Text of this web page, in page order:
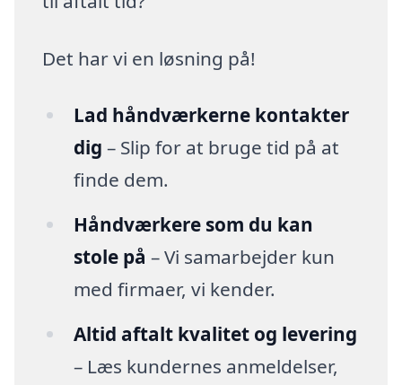
Det har vi en løsning på!
Lad håndværkerne kontakter
dig – Slip for at bruge tid på at
finde dem.
Håndværkere som du kan
stole på – Vi samarbejder kun
med firmaer, vi kender.
Altid aftalt kvalitet og levering
– Læs kundernes anmeldelser,